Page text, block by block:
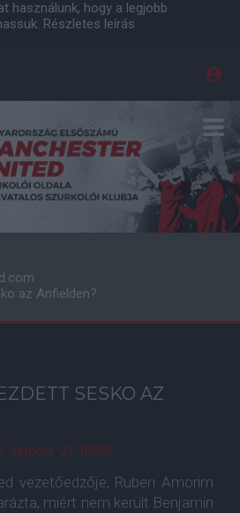
használunk, hogy a legjobb
Részletes leírás
az Anfielden?
SESKO AZ
október. 21. 09:00
vezetőedzője, Ruben Amorim
miért nem került Benjamin